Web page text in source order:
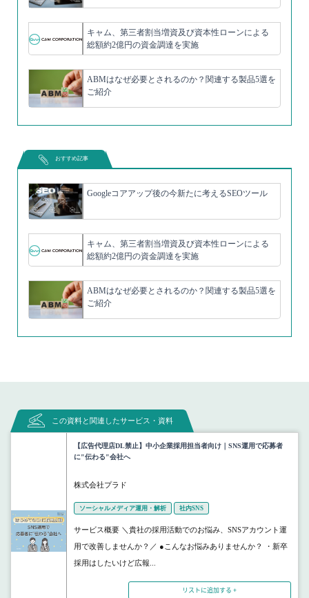
キャム、第三者割当増資及び資本性ローンによる
総額約2億円の資金調達を実施
ABMはなぜ必要とされるのか？関連する製品5選を
ご紹介
おすすめ記事
Googleコアアップ後の今新たに考えるSEOツール
キャム、第三者割当増資及び資本性ローンによる
総額約2億円の資金調達を実施
ABMはなぜ必要とされるのか？関連する製品5選を
ご紹介
この資料と関連したサービス・資料
【広告代理店DL禁止】中小企業採用担当者向け｜SNS運用で応募者
に"伝わる"会社へ
株式会社プラド
ソーシャルメディア運用・解析 社内SNS
サービス概要 ＼貴社の採用活動でのお悩み、SNSアカウント運
用で改善しませんか？／ ●こんなお悩みありませんか？ ・新卒
採用はしたいけど広報...
リストに追加する +